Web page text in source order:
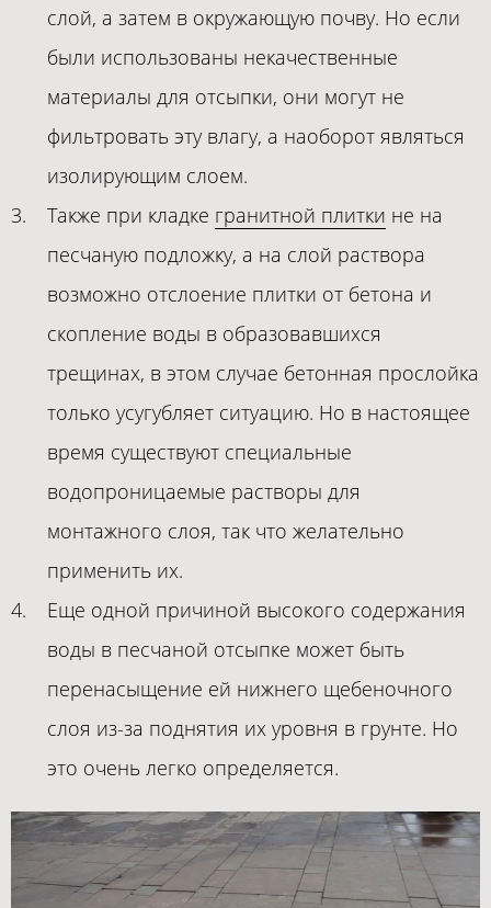
слой, а затем в окружающую почву. Но если
были использованы некачественные
материалы для отсыпки, они могут не
фильтровать эту влагу, а наоборот являться
изолирующим слоем.
Также при кладке гранитной плитки не на
песчаную подложку, а на слой раствора
возможно отслоение плитки от бетона и
скопление воды в образовавшихся
трещинах, в этом случае бетонная прослойка
только усугубляет ситуацию. Но в настоящее
время существуют специальные
водопроницаемые растворы для
монтажного слоя, так что желательно
применить их.
Еще одной причиной высокого содержания
воды в песчаной отсыпке может быть
перенасыщение ей нижнего щебеночного
слоя из-за поднятия их уровня в грунте. Но
это очень легко определяется.